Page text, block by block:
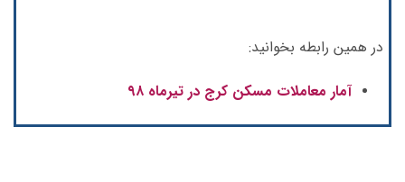
در همین رابطه بخوانید:
آمار معاملات مسکن کرج در تیرماه ۹۸